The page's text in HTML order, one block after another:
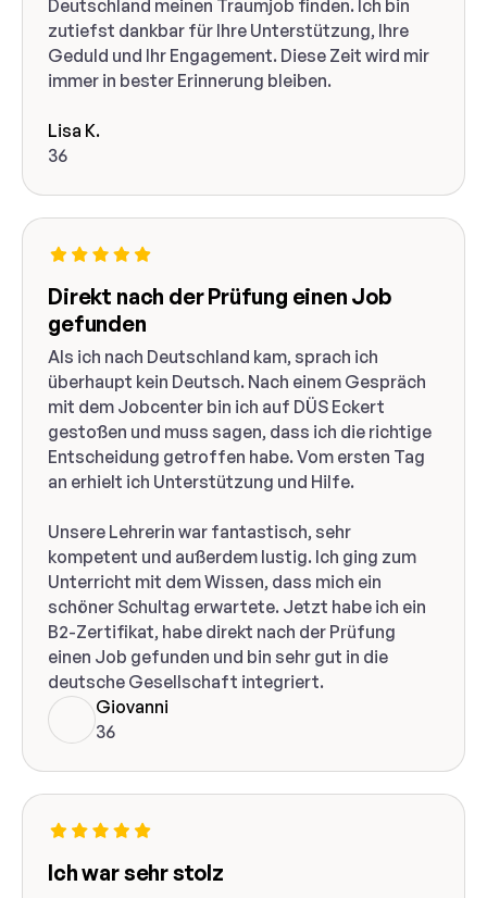
Deutschland meinen Traumjob finden. Ich bin
zutiefst dankbar für Ihre Unterstützung, Ihre
Geduld und Ihr Engagement. Diese Zeit wird mir
immer in bester Erinnerung bleiben.
Lisa K.
36
Direkt nach der Prüfung einen Job
gefunden
Als ich nach Deutschland kam, sprach ich
überhaupt kein Deutsch. Nach einem Gespräch
mit dem Jobcenter bin ich auf DÜS Eckert
gestoßen und muss sagen, dass ich die richtige
Entscheidung getroffen habe. Vom ersten Tag
an erhielt ich Unterstützung und Hilfe.
Unsere Lehrerin war fantastisch, sehr
kompetent und außerdem lustig. Ich ging zum
Unterricht mit dem Wissen, dass mich ein
schöner Schultag erwartete. Jetzt habe ich ein
B2-Zertifikat, habe direkt nach der Prüfung
einen Job gefunden und bin sehr gut in die
deutsche Gesellschaft integriert.
Giovanni
36
Ich war sehr stolz